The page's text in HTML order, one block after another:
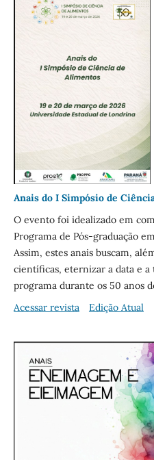
Anais do I Simpósio de
O evento foi idealizado em
Programa de Pós-graduação
Assim, estes anais buscam,
científicas, eternizar a data e
programa durante os 50 anos
Acessar revista
Edição Atual